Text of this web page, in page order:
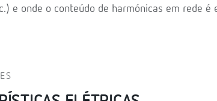
e onde o conteúdo de harmónicas em rede é